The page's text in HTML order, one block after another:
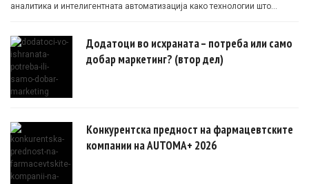
аналитика и интелигентната автоматизација како технологии што
Додатоци во исхраната – потреба или само
добар маркетинг? (втор дел)
Конкурентска предност на фармацевтските
компании на AUTOMA+ 2026